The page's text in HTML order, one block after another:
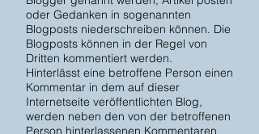
oder Gedanken in sogenannten
Blogposts niederschreiben können. Die
Blogposts können in der Regel von
Dritten kommentiert werden.
Hinterlässt eine betroffene Person einen
Kommentar in dem auf dieser
Internetseite veröffentlichten Blog,
werden neben den von der betroffenen
Person hinterlassenen Kommentaren